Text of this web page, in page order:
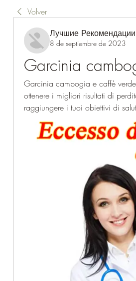
Volver
Лучшие
8 de septiembre de 2023
Garcinia
Garcinia cambogia e caffè
ottenere i migliori risultati di
raggiungere i tuoi obiettivi di